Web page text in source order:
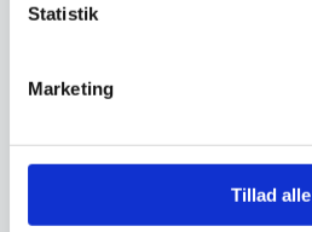
Statistik
Marketing
Tillad alle
Leveringsmetode